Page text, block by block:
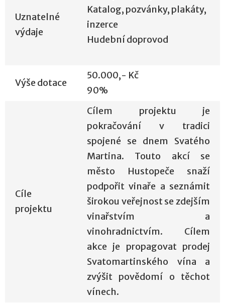
Uznatelné
výdaje
Katalog, pozvánky, plakáty,
inzerce
Hudební doprovod
Výše dotace
50.000,- Kč
90%
Cíle
projektu
Cílem projektu je
pokračování v tradici
spojené se dnem Svatého
Martina. Touto akcí se
město Hustopeče snaží
podpořit vinaře a seznámit
širokou veřejnost se zdejším
vinařstvím a
vinohradnictvím. Cílem
akce je propagovat prodej
Svatomartinského vína a
zvýšit povědomí o těchot
vínech.